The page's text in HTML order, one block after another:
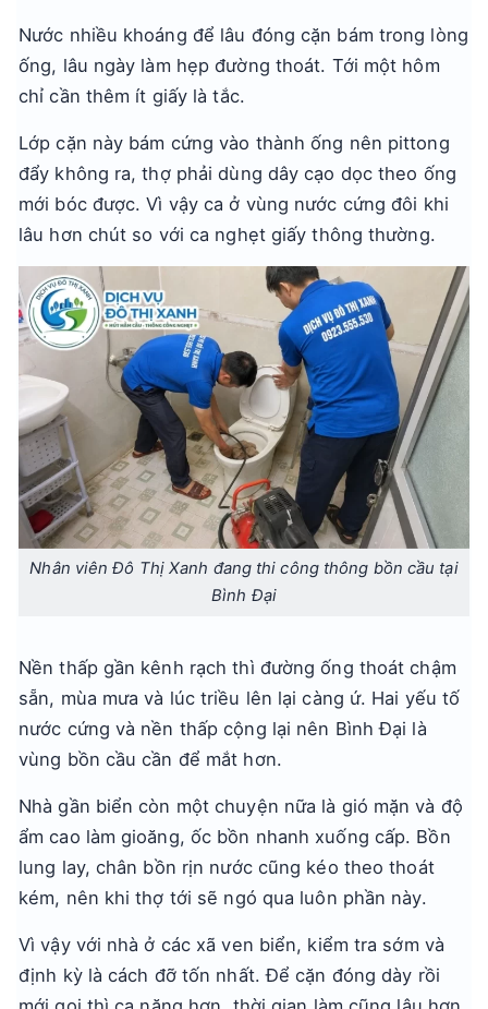
Nước nhiều khoáng để lâu đóng cặn bám trong lòng
ống, lâu ngày làm hẹp đường thoát. Tới một hôm
chỉ cần thêm ít giấy là tắc.
Lớp cặn này bám cứng vào thành ống nên pittong
đẩy không ra, thợ phải dùng dây cạo dọc theo ống
mới bóc được. Vì vậy ca ở vùng nước cứng đôi khi
lâu hơn chút so với ca nghẹt giấy thông thường.
Nhân viên Đô Thị Xanh đang thi công thông bồn cầu tại
Bình Đại
Nền thấp gần kênh rạch thì đường ống thoát chậm
sẵn, mùa mưa và lúc triều lên lại càng ứ. Hai yếu tố
nước cứng và nền thấp cộng lại nên Bình Đại là
vùng bồn cầu cần để mắt hơn.
Nhà gần biển còn một chuyện nữa là gió mặn và độ
ẩm cao làm gioăng, ốc bồn nhanh xuống cấp. Bồn
lung lay, chân bồn rịn nước cũng kéo theo thoát
kém, nên khi thợ tới sẽ ngó qua luôn phần này.
Vì vậy với nhà ở các xã ven biển, kiểm tra sớm và
định kỳ là cách đỡ tốn nhất. Để cặn đóng dày rồi